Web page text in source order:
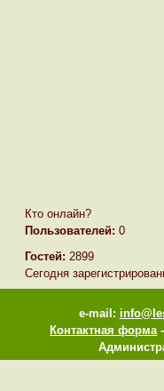
Кто онлайн?
Пользователей: 0
Гостей: 2899
Сегодня
e-mail:
Контактная форма